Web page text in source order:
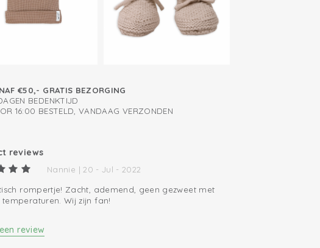
katoen; ademend en zacht
aan- en uittrekken door overslag
€50,- GRATIS BEZORGING
BEDENKTIJD
16:00 BESTELD, VANDAAG VERZONDEN
reviews
Nannie | 20 - Jul - 2022
rompertje! Zacht, ademend, geen gezweet met
Wij zijn fan!
review